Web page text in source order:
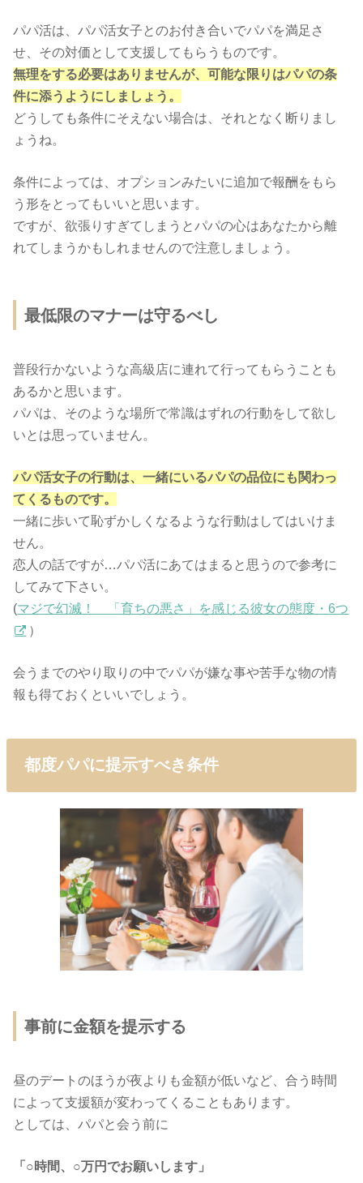
パパ活は、パパ活女子とのお付き合いでパパを満足さ
せ、その対価として支援してもらうものです。
無理をする必要はありませんが、可能な限りはパパの条
件に添うようにしましょう。
どうしても条件にそえない場合は、それとなく断りまし
ょうね。
条件によっては、オプションみたいに追加で報酬をもら
う形をとってもいいと思います。
ですが、欲張りすぎてしまうとパパの心はあなたから離
れてしまうかもしれませんので注意しましょう。
最低限のマナーは守るべし
普段行かないような高級店に連れて行ってもらうことも
あるかと思います。
パパは、そのような場所で常識はずれの行動をして欲し
いとは思っていません。
パパ活女子の行動は、一緒にいるパパの品位にも関わっ
てくるものです。
一緒に歩いて恥ずかしくなるような行動はしてはいけま
せん。
恋人の話ですが…パパ活にあてはまると思うので参考に
してみて下さい。
(マジで幻滅！ 「育ちの悪さ」を感じる彼女の態度・6つ
）
会うまでのやり取りの中でパパが嫌な事や苦手な物の情
報も得ておくといいでしょう。
都度パパに提示すべき条件
事前に金額を提示する
昼のデートのほうが夜よりも金額が低いなど、合う時間
によって支援額が変わってくることもあります。
としては、パパと会う前に
「○時間、○万円でお願いします」